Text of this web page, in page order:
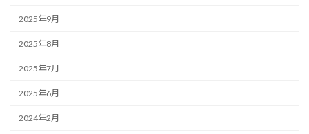
2025年9月
2025年8月
2025年7月
2025年6月
2024年2月